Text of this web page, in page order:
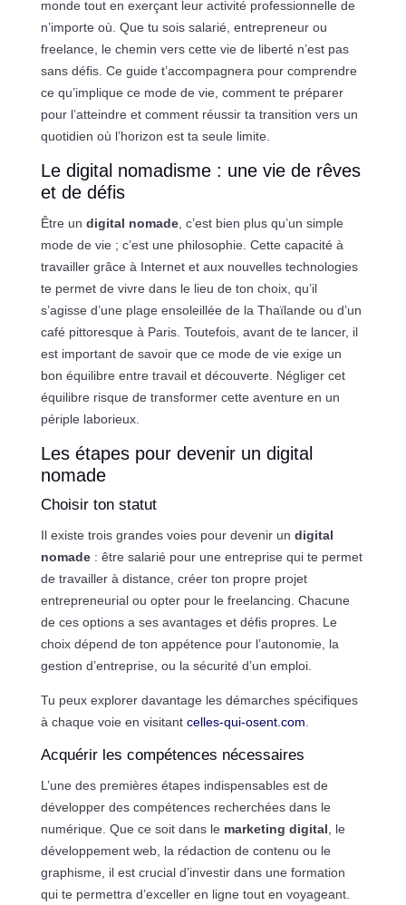
monde tout en exerçant leur activité professionnelle de
n’importe où. Que tu sois salarié, entrepreneur ou
freelance, le chemin vers cette vie de liberté n’est pas
sans défis. Ce guide t’accompagnera pour comprendre
ce qu’implique ce mode de vie, comment te préparer
pour l’atteindre et comment réussir ta transition vers un
quotidien où l’horizon est ta seule limite.
Le digital nomadisme : une vie de rêves
et de défis
Être un digital nomade, c’est bien plus qu’un simple
mode de vie ; c’est une philosophie. Cette capacité à
travailler grâce à Internet et aux nouvelles technologies
te permet de vivre dans le lieu de ton choix, qu’il
s’agisse d’une plage ensoleillée de la Thaïlande ou d’un
café pittoresque à Paris. Toutefois, avant de te lancer, il
est important de savoir que ce mode de vie exige un
bon équilibre entre travail et découverte. Négliger cet
équilibre risque de transformer cette aventure en un
périple laborieux.
Les étapes pour devenir un digital
nomade
Choisir ton statut
Il existe trois grandes voies pour devenir un digital
nomade: être salarié pour une entreprise qui te permet
de travailler à distance, créer ton propre projet
entrepreneurial ou opter pour le freelancing. Chacune
de ces options a ses avantages et défis propres. Le
choix dépend de ton appétence pour l’autonomie, la
gestion d’entreprise, ou la sécurité d’un emploi.
Tu peux explorer davantage les démarches spécifiques
à chaque voie en visitant celles-qui-osent.com.
Acquérir les compétences nécessaires
L’une des premières étapes indispensables est de
développer des compétences recherchées dans le
numérique. Que ce soit dans le marketing digital, le
développement web, la rédaction de contenu ou le
graphisme, il est crucial d’investir dans une formation
qui te permettra d’exceller en ligne tout en voyageant.